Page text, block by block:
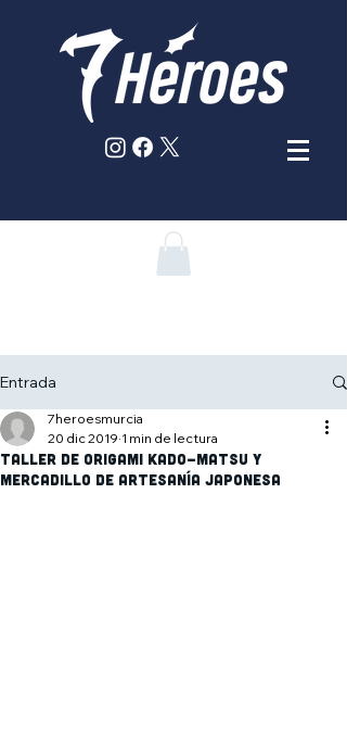
Entrada
TALLER DE ORIGAMI KADO-MATSU y
mercadillo de artesanía japonesa
7heroesmurcia
20 dic 2019 1 min de lectura